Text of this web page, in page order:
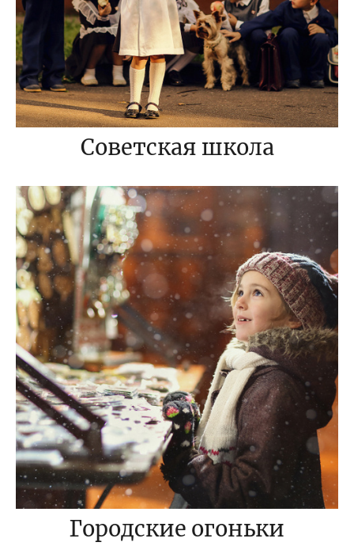
Советская школа
Городские огоньки